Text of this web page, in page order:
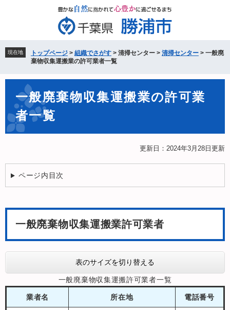
先
頭
す。
を
飛
し
現在地 トップページ > 組織でさがす > 清掃センター > 清掃センター > 一般廃
棄物収集運搬業の許可業者一覧
一般廃棄物収集運搬業の許可業
者一覧
更新日：2024年3月28日更新
ページ内目次
一般廃棄物収集運搬業許可業者
表のサイズを切り替える
一般廃棄物収集運搬許可業者一覧
業者名 所在地 電話番号